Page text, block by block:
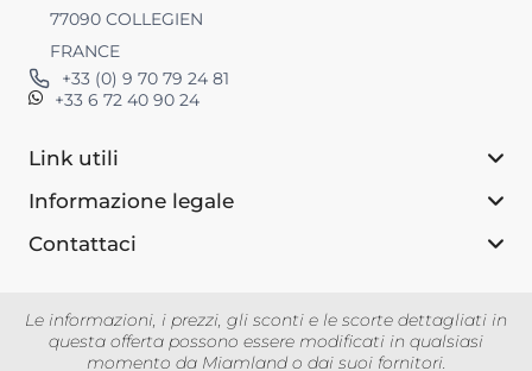
77090 COLLEGIEN
FRANCE
+33 (0) 9 70 79 24 81
+33 6 72 40 90 24
Link utili
Informazione legale
Contattaci
Le informazioni, i prezzi, gli sconti e le scorte dettagliati in
questa offerta possono essere modificati in qualsiasi
momento da Miamland o dai suoi fornitori.